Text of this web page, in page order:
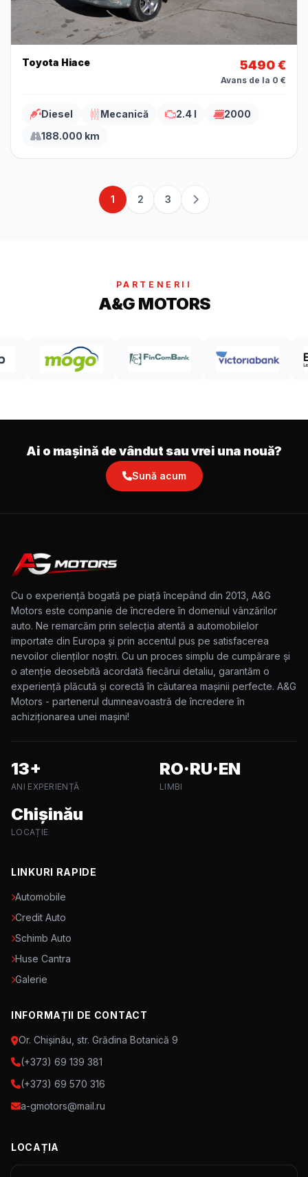
Toyota Hiace 5490 €
Avans de la 0 €
Diesel Mecanică 2.4 l
2000
188.000 km
1 2 3
PARTENERII
A&G MOTORS
Ai o mașină de vândut sau vrei una nouă?
Sună acum
Cu o experiență bogată pe piață începând din 2013, A&G
Motors este companie de încredere în domeniul vânzărilor
auto. Ne remarcăm prin selecția atentă a automobilelor
importate din Europa și prin accentul pus pe satisfacerea
nevoilor clienților noștri. Cu un proces simplu de cumpărare și
o atenție deosebită acordată fiecărui detaliu, garantăm o
experiență plăcută și corectă în căutarea mașinii perfecte. A&G
Motors - partenerul dumneavoastră de încredere în
achiziționarea unei mașini!
13+
ANI EXPERIENȚĂ
RO·RU·EN
LIMBI
Chișinău
LOCAȚIE
LINKURI RAPIDE
Automobile
Credit Auto
Schimb Auto
Huse Cantra
Galerie
INFORMAȚII DE CONTACT
Or. Chișinău, str. Grădina Botanică 9
(+373) 69 139 381
(+373) 69 570 316
a-gmotors@mail.ru
LOCAȚIA